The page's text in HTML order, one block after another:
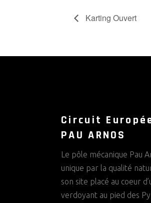
Karting Ouvert
Circuit
PAU ARNOS
Le pôle mécanique Pau
unique par la qualité
son site placé au coeur
verdoyant au pied des